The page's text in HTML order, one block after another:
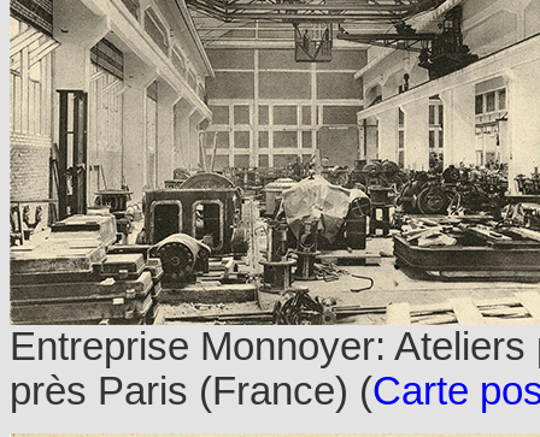
Entreprise Monnoyer:
près Paris (France) (Carte